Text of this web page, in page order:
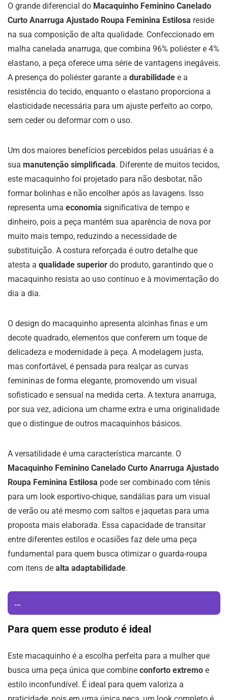
O grande diferencial do Macaquinho Feminino Canelado
Curto Anarruga Ajustado Roupa Feminina Estilosa reside
na sua composição de alta qualidade. Confeccionado em
malha canelada anarruga, que combina 96% poliéster e 4%
elastano, a peça oferece uma série de vantagens inegáveis.
A presença do poliéster garante a durabilidade e a
resistência do tecido, enquanto o elastano proporciona a
elasticidade necessária para um ajuste perfeito ao corpo,
sem ceder ou deformar com o uso.
Um dos maiores benefícios percebidos pelas usuárias é a
sua manutenção simplificada. Diferente de muitos tecidos,
este macaquinho foi projetado para não desbotar, não
formar bolinhas e não encolher após as lavagens. Isso
representa uma economia significativa de tempo e
dinheiro, pois a peça mantém sua aparência de nova por
muito mais tempo, reduzindo a necessidade de
substituição. A costura reforçada é outro detalhe que
atesta a qualidade superior do produto, garantindo que o
macaquinho resista ao uso contínuo e à movimentação do
dia a dia.
O design do macaquinho apresenta alcinhas finas e um
decote quadrado, elementos que conferem um toque de
delicadeza e modernidade à peça. A modelagem justa,
mas confortável, é pensada para realçar as curvas
femininas de forma elegante, promovendo um visual
sofisticado e sensual na medida certa. A textura anarruga,
por sua vez, adiciona um charme extra e uma originalidade
que o distingue de outros macaquinhos básicos.
A versatilidade é uma característica marcante. O
Macaquinho Feminino Canelado Curto Anarruga Ajustado
Roupa Feminina Estilosa pode ser combinado com tênis
para um look esportivo-chique, sandálias para um visual
de verão ou até mesmo com saltos e jaquetas para uma
proposta mais elaborada. Essa capacidade de transitar
entre diferentes estilos e ocasiões faz dele uma peça
fundamental para quem busca otimizar o guarda-roupa
com itens de alta adaptabilidade.
...
Para quem esse produto é ideal
Este macaquinho é a escolha perfeita para a mulher que
busca uma peça única que combine conforto extremo e
estilo inconfundível. É ideal para quem valoriza a